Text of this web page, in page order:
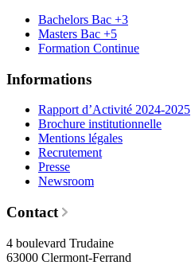
Bachelors Bac +3
Masters Bac +5
Formation Continue
Informations
Rapport d’Activité 2024-2025
Brochure institutionnelle
Mentions légales
Recrutement
Presse
Newsroom
Contact
4 boulevard Trudaine
63000 Clermont-Ferrand